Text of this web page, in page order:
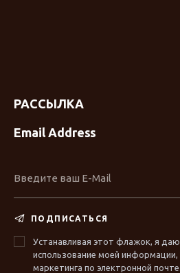
РАССЫЛКА
Email Address
ПОДПИСАТЬСЯ
Устанавливая этот флажок, я даю
использование моей информации,
маркетинга по электронной почте.